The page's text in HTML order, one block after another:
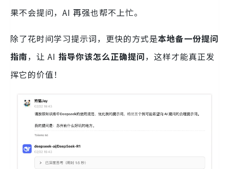
果不会提问，AI 再强也帮不上忙。
除了花时间学习提示词，更快的方式是本地备一份提问
指南，让 AI 指导你该怎么正确提问，这样才能真正发
挥它的价值！